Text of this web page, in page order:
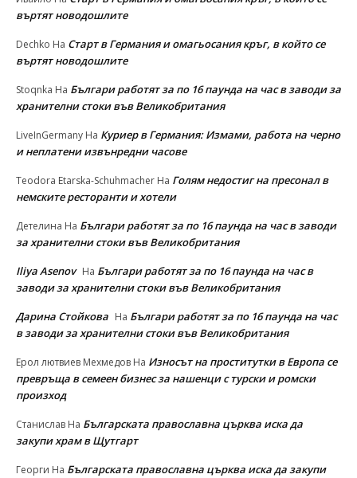
въртят новодошлите
Dechko На Старт в Германия и омагьосания кръг, в който се
въртят новодошлите
Stoqnka На Българи работят за по 16 паунда на час в заводи за
хранителни стоки във Великобритания
LiveInGermany На Куриер в Германия: Измами, работа на черно
и неплатени извънредни часове
Teodora Etarska-Schuhmacher На Голям недостиг на пресонал в
немските ресторанти и хотели
Детелина На Българи работят за по 16 паунда на час в заводи
за хранителни стоки във Великобритания
Iliya Asenov На Българи работят за по 16 паунда на час в
заводи за хранителни стоки във Великобритания
Дарина Стойкова На Българи работят за по 16 паунда на час
в заводи за хранителни стоки във Великобритания
Ерол лютвиев Мехмедов На Износът на проститутки в Европа се
превръща в семеен бизнес за нашенци с турски и ромски
произход
Станислав На Българската православна църква иска да
закупи храм в Щутгарт
Георги На Българската православна църква иска да закупи